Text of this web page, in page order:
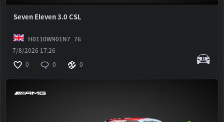
Seven Eleven 3.0 CSL
H0110W901N7_76
7/8/2026 17:26
0
0 0